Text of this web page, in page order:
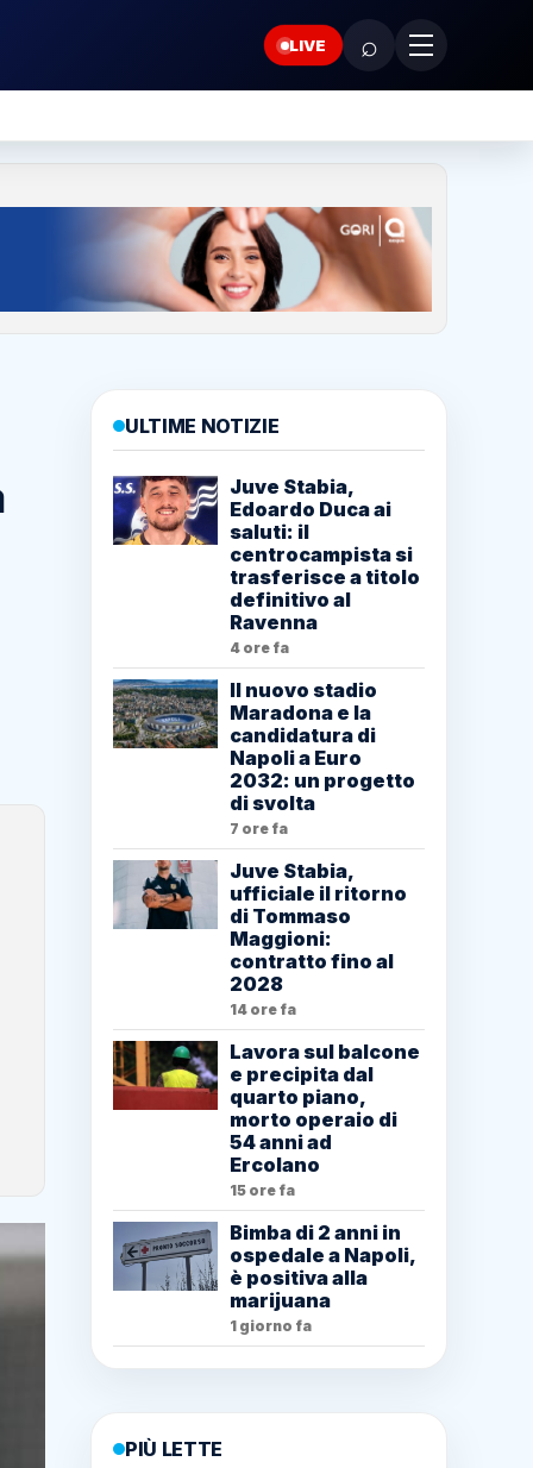
LIVE ⌕
ULTIME NOTIZIE
Juve Stabia,
Edoardo Duca ai
saluti: il
centrocampista si
trasferisce a titolo
definitivo al
Ravenna
4 ore fa
Il nuovo stadio
Maradona e la
candidatura di
Napoli a Euro
2032: un progetto
di svolta
7 ore fa
Juve Stabia,
ufficiale il ritorno
di Tommaso
Maggioni:
contratto fino al
2028
14 ore fa
Lavora sul balcone
e precipita dal
quarto piano,
morto operaio di
54 anni ad
Ercolano
15 ore fa
Bimba di 2 anni in
ospedale a Napoli,
è positiva alla
marijuana
1 giorno fa
PIÙ LETTE